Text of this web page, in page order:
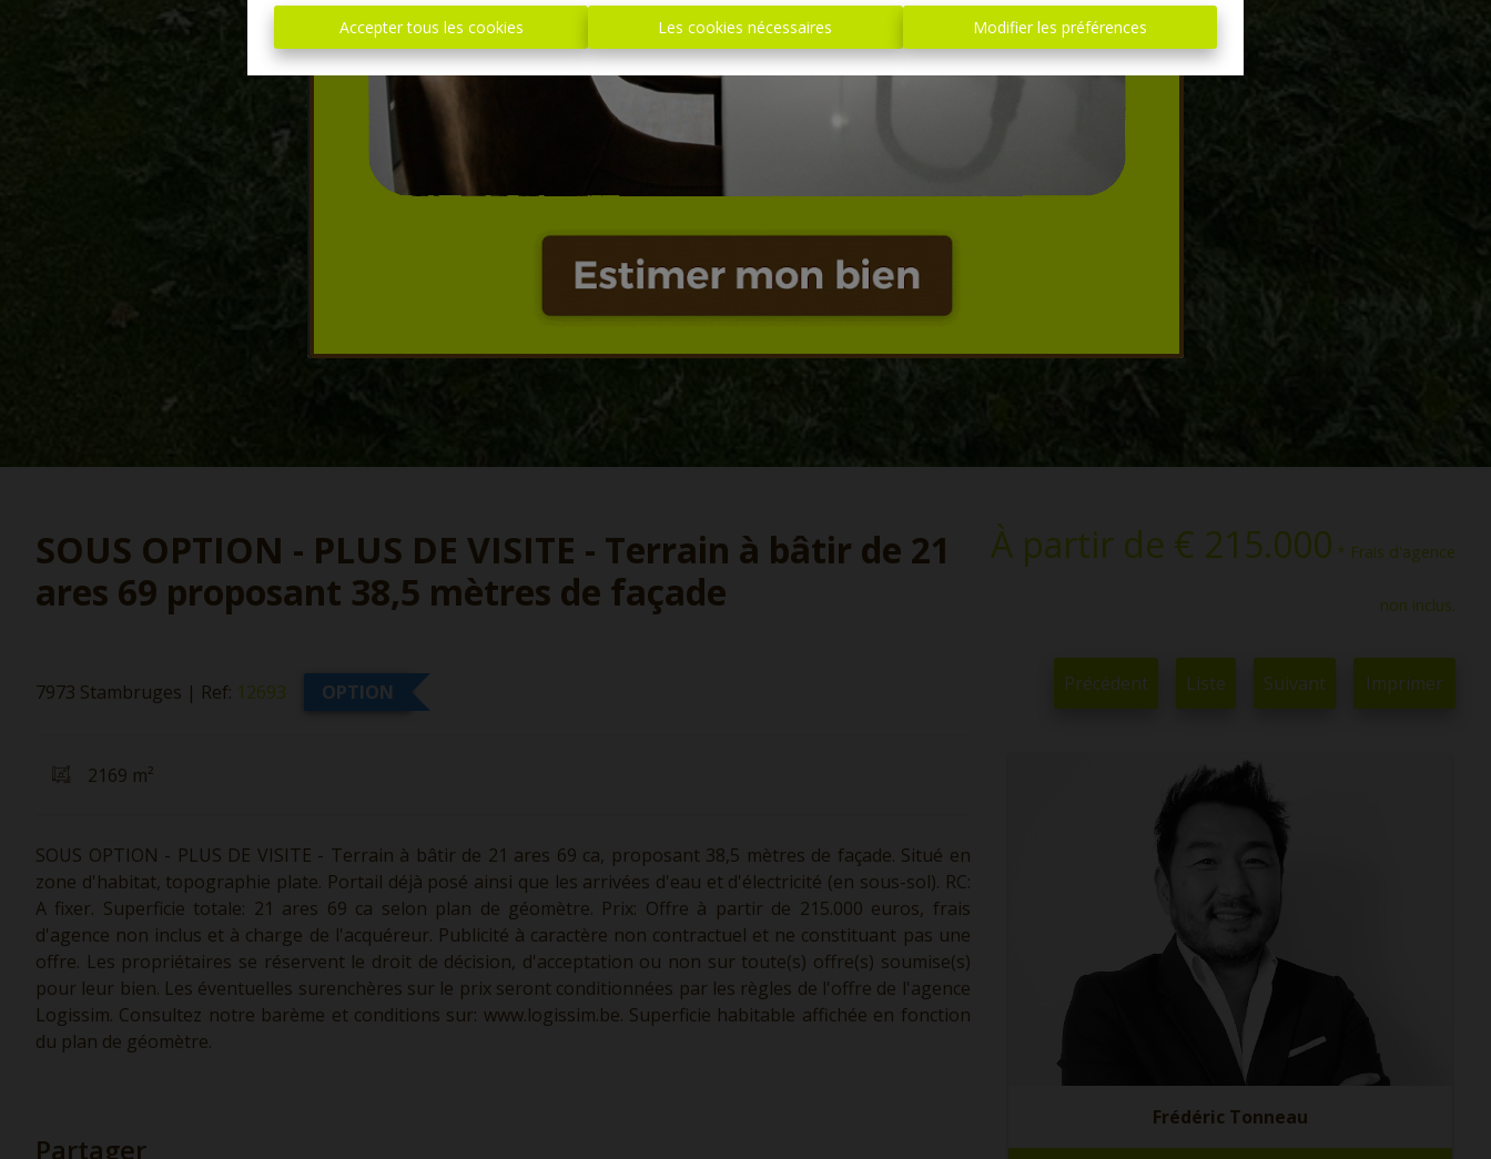
Accepter tous les cookies Les cookies nécessaires Modifier les préférences
SOUS OPTION - PLUS DE VISITE - Terrain à bâtir de 21
ares 69 proposant 38,5 mètres de façade
À partir de € 215.000 * Frais d'agence
non inclus.
7973 Stambruges | Ref: 12693 OPTION Précédent Liste Suivant Imprimer
2169 m²
SOUS OPTION - PLUS DE VISITE - Terrain à bâtir de 21 ares 69 ca, proposant 38,5 mètres de façade. Situé en
zone d'habitat, topographie plate. Portail déjà posé ainsi que les arrivées d'eau et d'électricité (en sous-sol). RC:
A fixer. Superficie totale: 21 ares 69 ca selon plan de géomètre. Prix: Offre à partir de 215.000 euros, frais
d'agence non inclus et à charge de l'acquéreur. Publicité à caractère non contractuel et ne constituant pas une
offre. Les propriétaires se réservent le droit de décision, d'acceptation ou non sur toute(s) offre(s) soumise(s)
pour leur bien. Les éventuelles surenchères sur le prix seront conditionnées par les règles de l'offre de l'agence
Logissim. Consultez notre barème et conditions sur: www.logissim.be. Superficie habitable affichée en fonction
du plan de géomètre.
Partager
Frédéric Tonneau